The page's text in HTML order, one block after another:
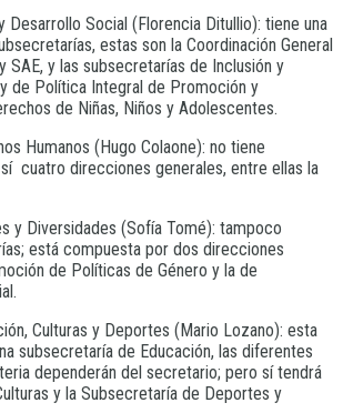
Desarrollo Social (Florencia Ditullio): tiene una
estas son la Coordinación General
SAE, y las subsecretarías de Inclusión y
de Política Integral de Promoción y
de Niñas, Niños y Adolescentes.
Humanos (Hugo Colaone): no tiene
cuatro direcciones generales, entre ellas la
y Diversidades (Sofía Tomé): tampoco
está compuesta por dos direcciones
de Políticas de Género y la de
Culturas y Deportes (Mario Lozano): esta
subsecretaría de Educación, las diferentes
dependerán del secretario; pero sí tendrá
y la Subsecretaría de Deportes y